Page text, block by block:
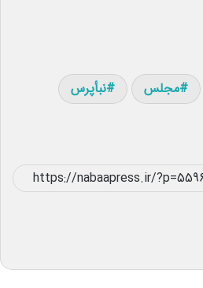
مجلس نبأپرس